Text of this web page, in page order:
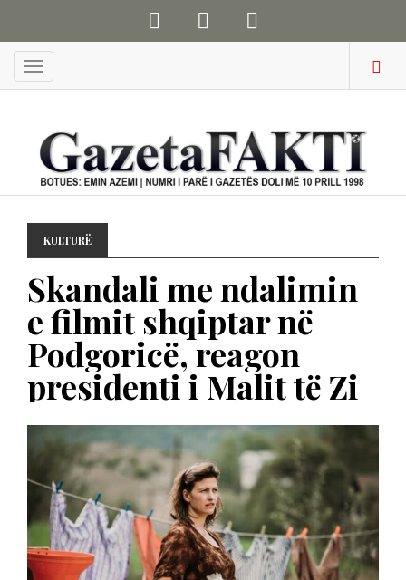
Menu
KULTURË
Skandali me ndalimin
e filmit shqiptar në
Podgoricë, reagon
presidenti i Malit të Zi